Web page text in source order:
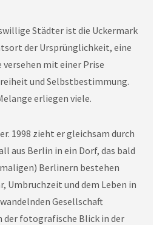
Städter ist die Uckermark
der Ursprünglichkeit, eine
mit einer Prise
und Selbstbestimmung.
erliegen viele.
1998 zieht er gleichsam durch
aus Berlin in ein Dorf, das bald
Berlinern bestehen
Umbruchzeit und dem Leben in
Gesellschaft
der fotografische Blick in der